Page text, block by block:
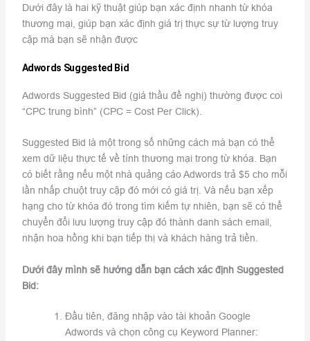
Dưới đây là hai kỹ thuật giúp bạn xác định nhanh từ khóa
thương mại, giúp bạn xác định giá trị thực sự từ lượng truy
cập mà bạn sẽ nhận được
Adwords Suggested Bid
Adwords Suggested Bid (giá thầu đề nghị) thường được coi
“CPC trung bình” (CPC = Cost Per Click).
Suggested Bid là một trong số những cách mà bạn có thể
xem dữ liệu thực tế về tính thương mại trong từ khóa. Bạn
có biết rằng nếu một nhà quảng cáo Adwords trả $5 cho mỗi
lần nhấp chuột truy cập đó mới có giá trị. Và nếu bạn xếp
hạng cho từ khóa đó trong tìm kiếm tự nhiên, bạn sẽ có thể
chuyển đổi lưu lượng truy cập đó thành danh sách email,
nhận hoa hồng khi bạn tiếp thị và khách hàng trả tiền.
Dưới đây mình sẽ hướng dẫn bạn cách xác định Suggested
Bid:
Đầu tiên, đăng nhập vào tài khoản Google
Adwords và chọn công cụ Keyword Planner: